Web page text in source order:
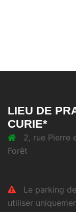
LIEU DE
CURIE*
2, rue Pierre
Forêt
Le parking
utiliser